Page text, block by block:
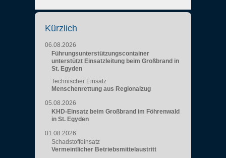
Kürzlich
06.08.2026
Führungsunterstützungscontainer
unterstützt Einsatzleitung beim Großbrand in
St. Egyden
Technischer Einsatz
Menschenrettung aus Regionalzug
05.08.2026
KHD-Einsatz beim Großbrand im Föhrenwald
in St. Egyden
01.08.2026
Schadstoffeinsatz
Vermeintlicher Betriebsmittelaustritt